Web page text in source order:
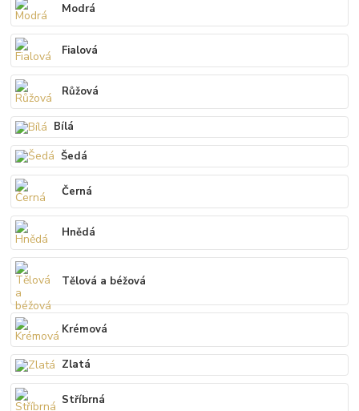
Modrá
Fialová
Růžová
Bílá
Šedá
Černá
Hnědá
Tělová a béžová
Krémová
Zlatá
Stříbrná